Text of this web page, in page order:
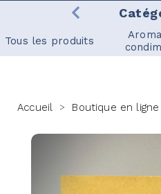
Tous les produits
Accueil > Boutique en ligne